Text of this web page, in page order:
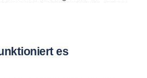
es